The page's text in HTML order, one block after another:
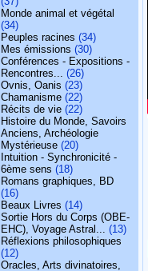
Monde animal et végétal
(34)
Peuples racines (34)
Mes émissions (30)
Conférences - Expositions -
Rencontres... (26)
Ovnis, Oanis (23)
Chamanisme (22)
Récits de vie (22)
Histoire du Monde, Savoirs
Anciens, Archéologie
Mystérieuse (20)
Intuition - Synchronicité -
6ème sens (18)
Romans graphiques, BD
(16)
Beaux Livres (14)
Sortie Hors du Corps (OBE-
EHC), Voyage Astral... (13)
Réflexions philosophiques
(12)
Oracles, Arts divinatoires,